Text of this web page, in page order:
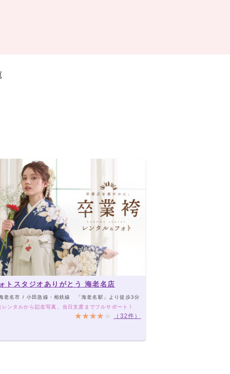
トスタジオありがとう 海老名店
老名市 / 小田急線・相鉄線 「海老名駅」より徒歩3分
レンタルから記念写真、当日支度までフルサポート！
（32件）